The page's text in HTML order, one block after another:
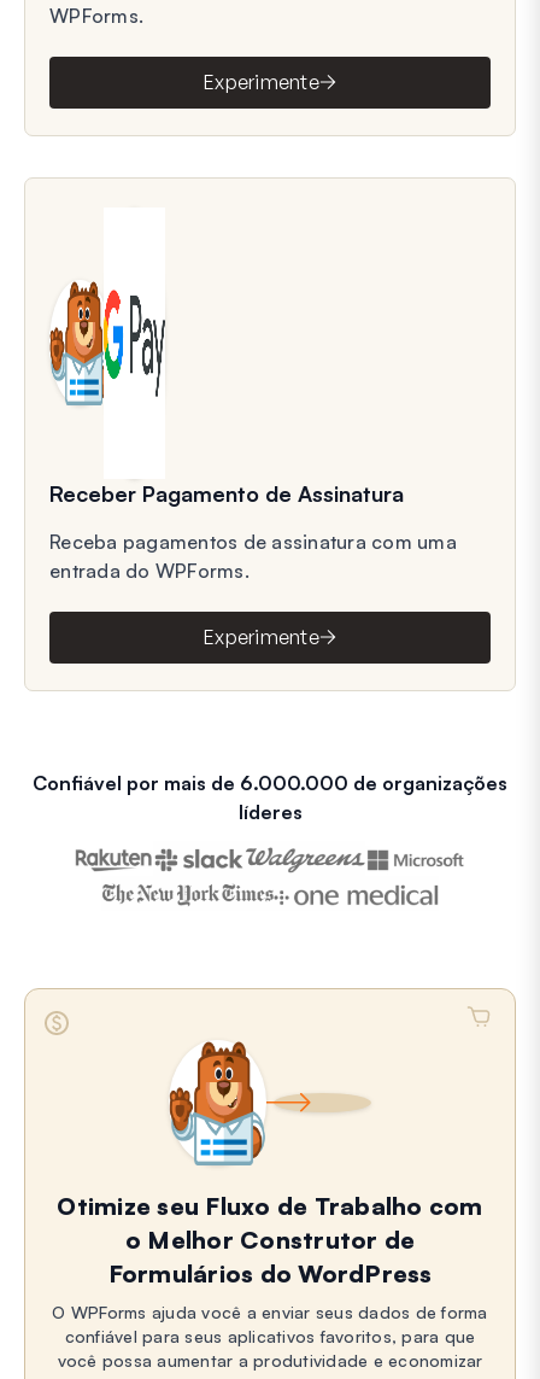
WPForms.
Experimente
Receber Pagamento de Assinatura
Receba pagamentos de assinatura com uma
entrada do WPForms.
Experimente
Confiável por mais de 6.000.000 de organizações
líderes
Otimize seu Fluxo de Trabalho com
o Melhor Construtor de
Formulários do WordPress
O WPForms ajuda você a enviar seus dados de forma
confiável para seus aplicativos favoritos, para que
você possa aumentar a produtividade e economizar